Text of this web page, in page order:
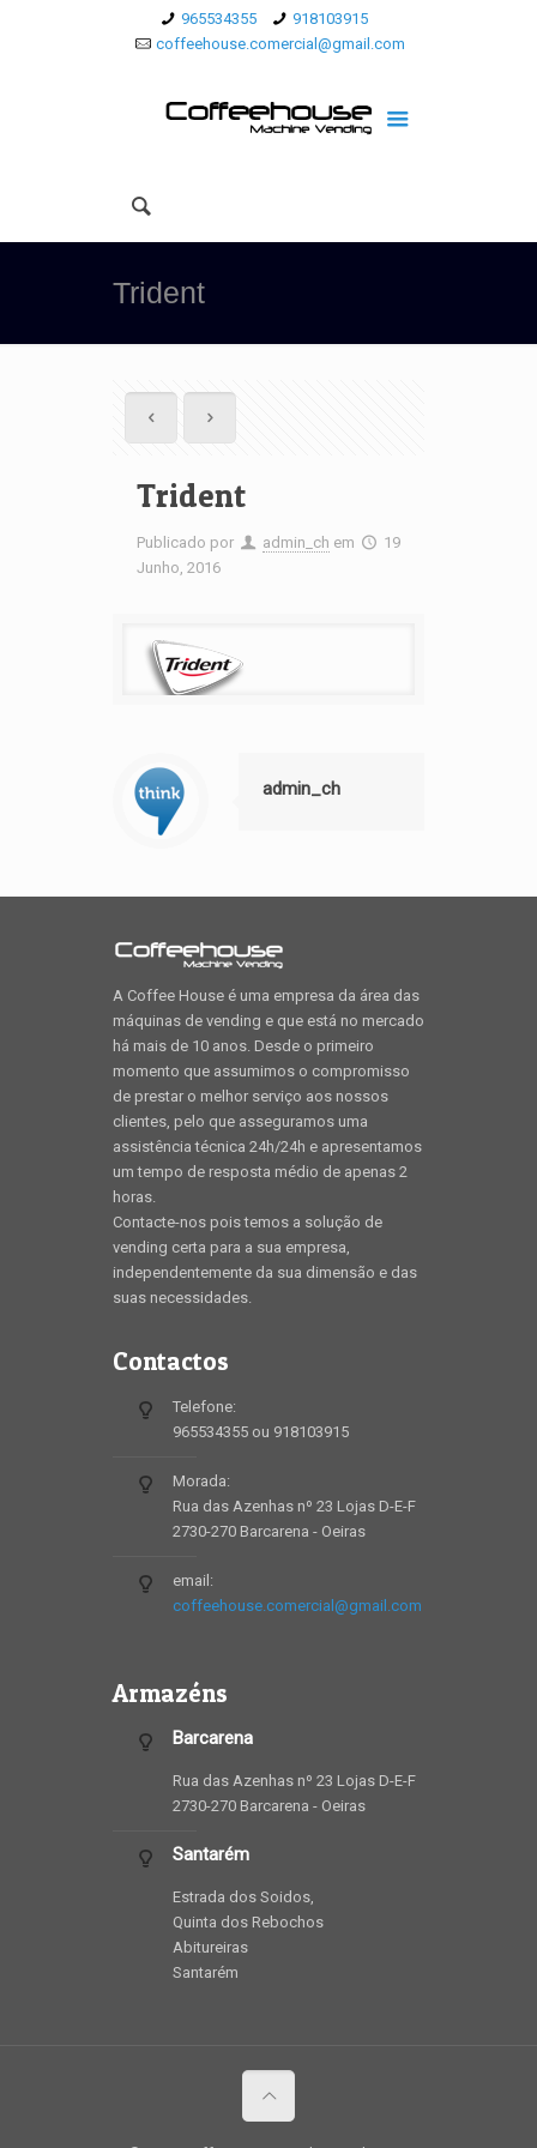
965534355
918103915
coffeehouse.comercial@gmail.com
Trident
Trident
Publicado por admin_ch em
19
Junho, 2016
admin_ch
A Coffee House é uma empresa da área das
máquinas de vending e que está no mercado
há mais de 10 anos. Desde o primeiro
momento que assumimos o compromisso
de prestar o melhor serviço aos nossos
clientes, pelo que asseguramos uma
assistência técnica 24h/24h e apresentamos
um tempo de resposta médio de apenas 2
horas.
Contacte-nos pois temos a solução de
vending certa para a sua empresa,
independentemente da sua dimensão e das
suas necessidades.
Contactos
Telefone:
965534355 ou 918103915
Morada:
Rua das Azenhas nº 23 Lojas D-E-F
2730-270 Barcarena - Oeiras
email:
coffeehouse.comercial@gmail.com
Armazéns
Barcarena
Rua das Azenhas nº 23 Lojas D-E-F
2730-270 Barcarena - Oeiras
Santarém
Estrada dos Soidos,
Quinta dos Rebochos
Abitureiras
Santarém